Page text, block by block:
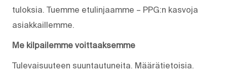
tuloksia. Tuemme etulinjaamme – PPG:n kasvoja
asiakkaillemme.
Me kilpailemme voittaaksemme
Tulevaisuuteen suuntautuneita. Määrätietoisia.